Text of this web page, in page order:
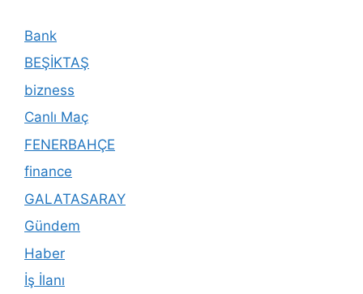
Bank
BEŞİKTAŞ
bizness
Canlı Maç
FENERBAHÇE
finance
GALATASARAY
Gündem
Haber
İş İlanı